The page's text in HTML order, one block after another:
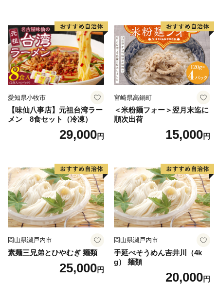
愛知県小牧市
【味仙八事店】元祖台湾ラー
メン 8食セット（冷凍）
29,000円
宮崎県高鍋町
＜米粉麺フォー＞翌月末迄に
順次出荷
15,000円
岡山県瀬戸内市
素麺三兄弟とひやむぎ 麺類
25,000円
岡山県瀬戸内市
手延べそうめん吉井川（4k
g） 麺類
20,000円